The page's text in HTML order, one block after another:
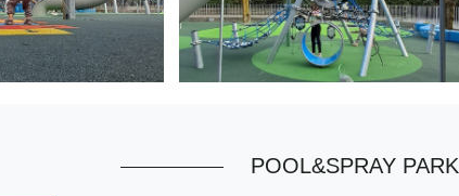
POOL&SPRAY PARK